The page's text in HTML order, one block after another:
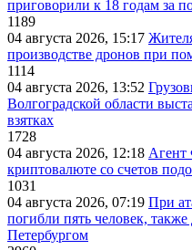
приговорили к 18 годам за
1189
04 августа 2026, 15:17
производстве дронов при
1114
04 августа 2026, 13:52
Волгоградской области
взятках
1728
04 августа 2026, 12:18 Агент
криптовалюте со счетов
1031
04 августа 2026, 07:19 При
погибли пять человек,
Петербургом